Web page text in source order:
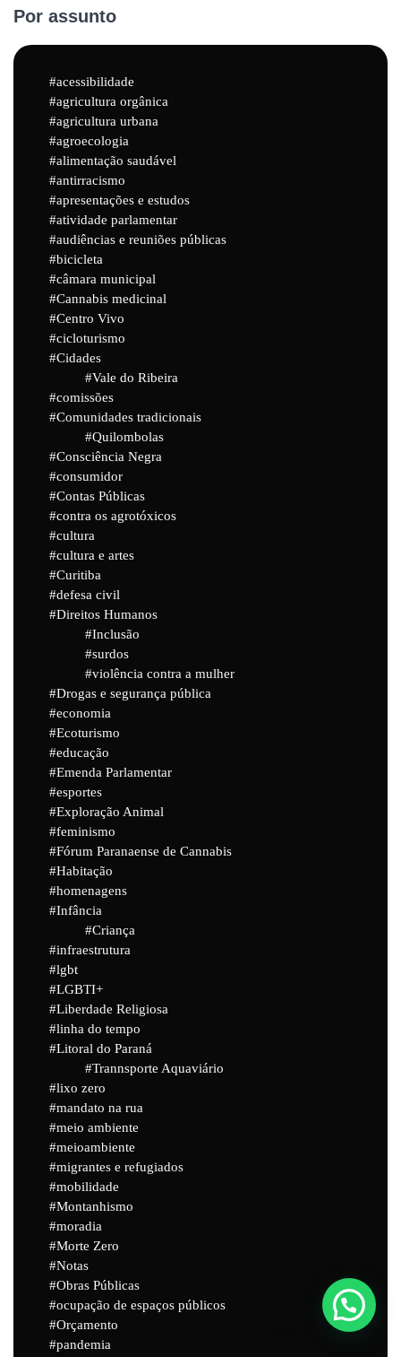
Por assunto
acessibilidade
agricultura orgânica
agricultura urbana
agroecologia
alimentação saudável
antirracismo
apresentações e estudos
atividade parlamentar
audiências e reuniões públicas
bicicleta
câmara municipal
Cannabis medicinal
Centro Vivo
cicloturismo
Cidades
Vale do Ribeira
comissões
Comunidades tradicionais
Quilombolas
Consciência Negra
consumidor
Contas Públicas
contra os agrotóxicos
cultura
cultura e artes
Curitiba
defesa civil
Direitos Humanos
Inclusão
surdos
violência contra a mulher
Drogas e segurança pública
economia
Ecoturismo
educação
Emenda Parlamentar
esportes
Exploração Animal
feminismo
Fórum Paranaense de Cannabis
Habitação
homenagens
Infância
Criança
infraestrutura
lgbt
LGBTI+
Liberdade Religiosa
linha do tempo
Litoral do Paraná
Trannsporte Aquaviário
lixo zero
mandato na rua
meio ambiente
meioambiente
migrantes e refugiados
mobilidade
Montanhismo
moradia
Morte Zero
Notas
Obras Públicas
ocupação de espaços públicos
Orçamento
pandemia
Powered byJoinchat